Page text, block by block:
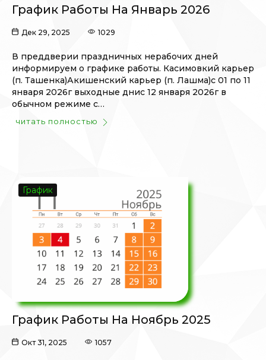
График Работы На Январь 2026
Дек 29, 2025 1029
В преддверии праздничных нерабочих дней
информируем о графике работы. Касимовкий карьер
(п. Ташенка)Акишенский карьер (п. Лашма)с 01 по 11
января 2026г выходные днис 12 января 2026г в
обычном режиме с…
читать полностью
График
График Работы На Ноябрь 2025
Окт 31, 2025 1057